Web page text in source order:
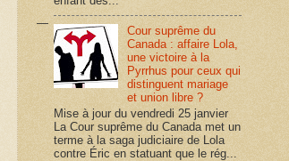
Cour suprême du
Canada : affaire Lola,
une victoire à la
Pyrrhus pour ceux qui
distinguent mariage
et union libre ?
Mise à jour du vendredi 25 janvier
La Cour suprême du Canada met un
terme à la saga judiciaire de Lola
contre Éric en statuant que le rég...